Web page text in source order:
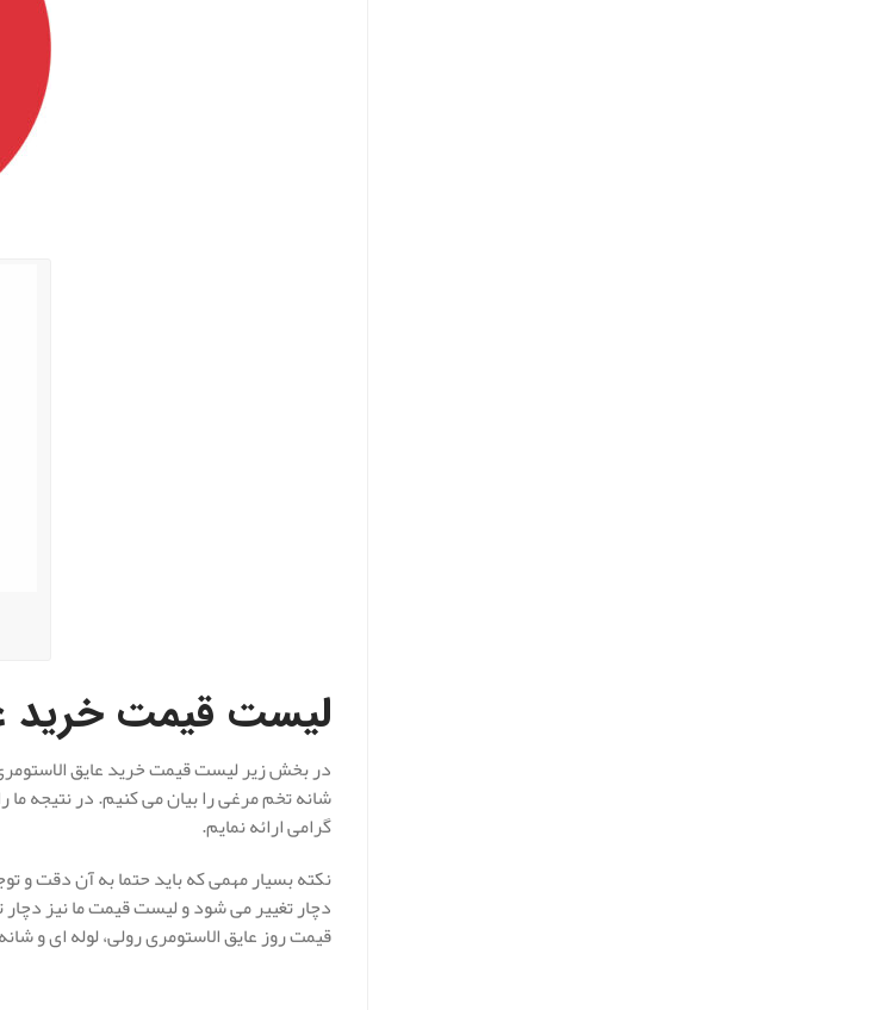
لیست قیمت خرید
در بخش زیر لیست قیمت خرید عایق
شانه تخم مرغی را بیان می کنیم. در نتیجه ما
گرامی ارائه نمایم.
نکته بسیار مهمی که باید حتما به آن دقت و
دچار تغییر می شود و لیست قیمت ما نیز
قیمت روز عایق الاستومری رولی، لوله ای و